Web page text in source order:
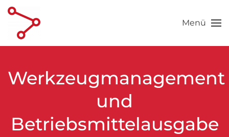
Skip to main content
Menü
Werkzeugmanagement
und
Betriebsmittelausgabe